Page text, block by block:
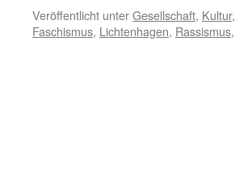
Veröffentlicht unterGesellschaft, Kultur,
Faschismus, Lichtenhagen, Rassismus,